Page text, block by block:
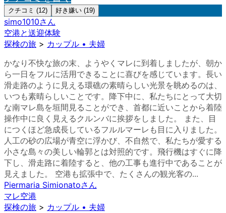
クチコミ (12) 好き嫌い (19)
simo1010さん
空港と送迎体験
探検の旅 > カップル • 夫婦
かなり不快な旅の末、ようやくマレに到着しましたが、朝か
ら一日をフルに活用できることに喜びを感じています。長い
滑走路のように見える環礁の素晴らしい光景を眺めるのは、
いつも素晴らしいことです。降下中に、私たちにとって大切
な南マレ島を垣間見ることができ、首都に近いことから着陸
操作中に良く見えるクルンバに挨拶をしました。 また、目
につくほど急成長しているフルルマーレも目に入りました。
人工の砂の広場が青空に浮かび、不自然で、私たちが愛する
小さな島々の美しい輪郭とは対照的です。飛行機はすぐに降
下し、滑走路に着陸すると、他の工事も進行中であることが
見えました。 空港も拡張中で、たくさんの観光客の...
Piermaria Simionatoさん
マレ空港
探検の旅 > カップル • 夫婦